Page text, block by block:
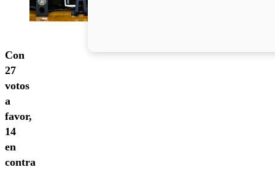
Con
27
votos
a
favor,
14
en
contra